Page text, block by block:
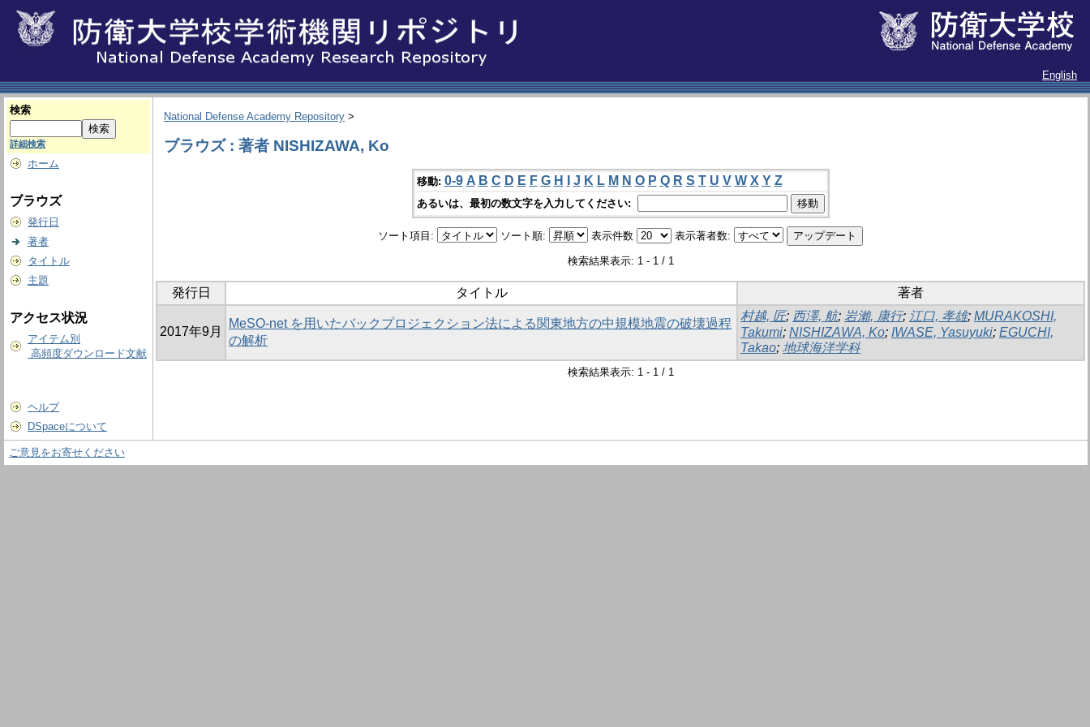
English
検索
詳細検索
ホーム
ブラウズ
発行日
著者
タイトル
主題
アクセス状況
アイテム別
高頻度ダウンロード文献
ヘルプ
DSpaceについて
National Defense Academy Repository >
ブラウズ : 著者 NISHIZAWA, Ko
移動: 0-9 A B C D E F G H J K L M N O P Q R S T U V W X Y Z
あるいは、最初の数文字を入力してください:
ソート項目: ソート順: 表示件数 表示著者数:
検索結果表示: 1 - 1 / 1
発行日 タイトル 著者
2017年9月
MeSO-net を用いたバックプロジェクション法による関東地方の中規模地震の破壊過程
の解析
村越, 匠; 西澤, 航; 岩瀨, 康行; 江口, 孝雄; MURAKOSHI,
Takumi; NISHIZAWA, Ko; IWASE, Yasuyuki; EGUCHI,
Takao; 地球海洋学科
検索結果表示: 1 - 1 / 1
ご意見をお寄せください